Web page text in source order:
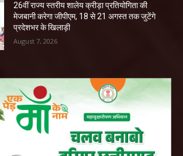
26वीं राज्य स्तरीय शालेय क्रीड़ा प्रतियोगिता की
मेजबानी करेगा जीपीएम, 18 से 21 अगस्त तक जुटेंगे
प्रदेशभर के खिलाड़ी
August 7, 2026